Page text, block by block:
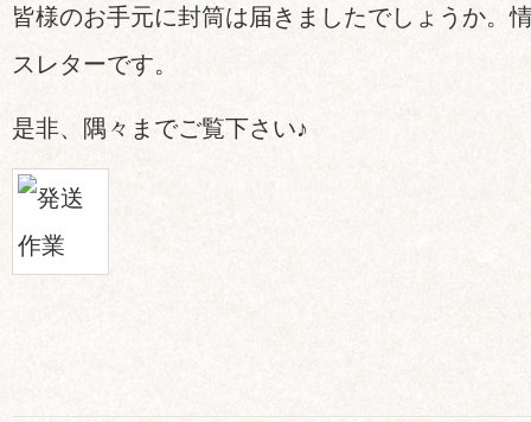
皆様のお手元に封筒は届きましたでしょうか。
スレターです。
是非、隅々までご覧下さい♪